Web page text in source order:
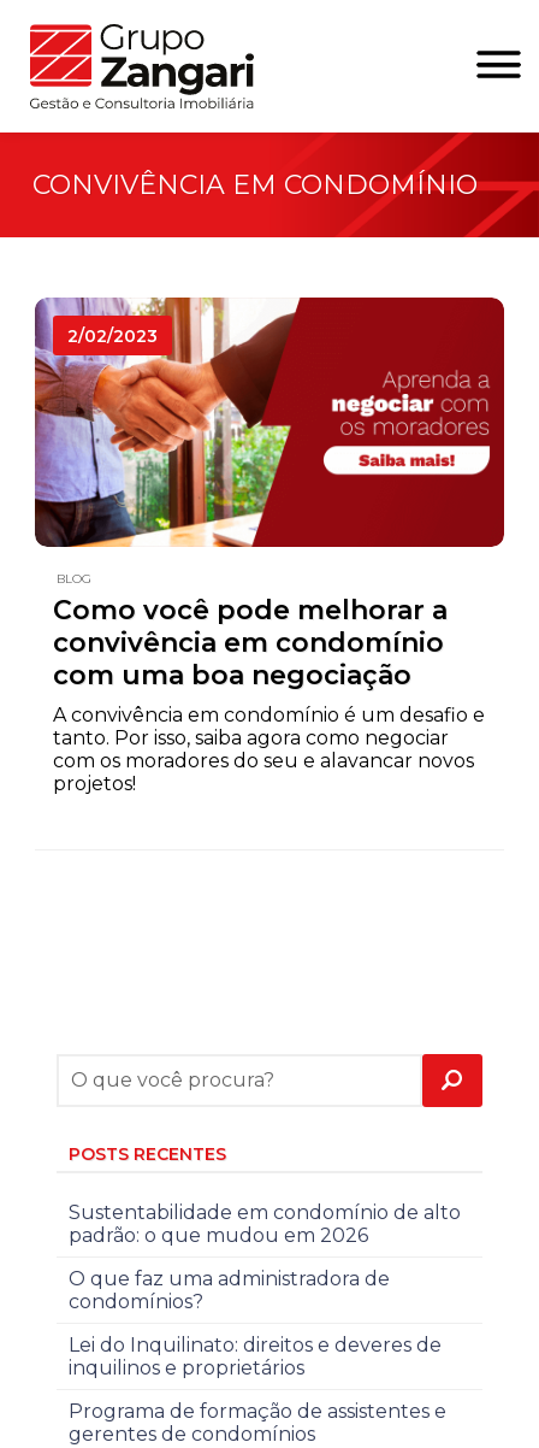
CONVIVÊNCIA EM CONDOMÍNIO
2/02/2023
BLOG
Como você pode melhorar a
convivência em condomínio
com uma boa negociação
A convivência em condomínio é um desafio e
tanto. Por isso, saiba agora como negociar
com os moradores do seu e alavancar novos
projetos!
POSTS RECENTES
Sustentabilidade em condomínio de alto
padrão: o que mudou em 2026
O que faz uma administradora de
condomínios?
Lei do Inquilinato: direitos e deveres de
inquilinos e proprietários
Programa de formação de assistentes e
gerentes de condomínios